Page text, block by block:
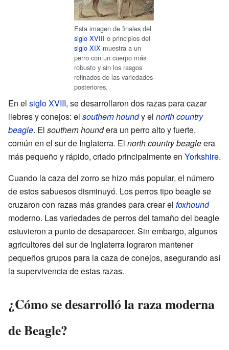
Esta imagen de finales del
siglo XVIII o principios del
siglo XIX muestra a un
perro con un cuerpo más
robusto y sin los rasgos
refinados de las variedades
posteriores.
En el siglo XVIII, se desarrollaron dos razas para cazar
liebres y conejos: el southern houndy el north country
beagle. El southern houndera un perro alto y fuerte,
común en el sur de Inglaterra. El north country beagleera
más pequeño y rápido, criado principalmente en Yorkshire.
Cuando la caza del zorro se hizo más popular, el número
de estos sabuesos disminuyó. Los perros tipo beagle se
cruzaron con razas más grandes para crear el foxhound
moderno. Las variedades de perros del tamaño del beagle
estuvieron a punto de desaparecer. Sin embargo, algunos
agricultores del sur de Inglaterra lograron mantener
pequeños grupos para la caza de conejos, asegurando así
la supervivencia de estas razas.
¿Cómo se desarrolló la raza moderna
de Beagle?